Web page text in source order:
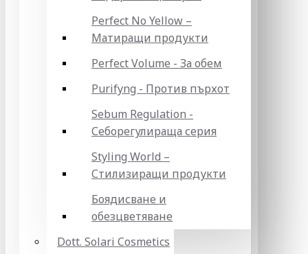
Perfect No Yellow –
Матиращи продукти
Perfect Volume - За обем
Purifyng - Против пърхот
Sebum Regulation -
Себорегулираща серия
Styling World –
Стилизиращи продукти
Боядисване и
обезцветяване
Dott. Solari Cosmetics